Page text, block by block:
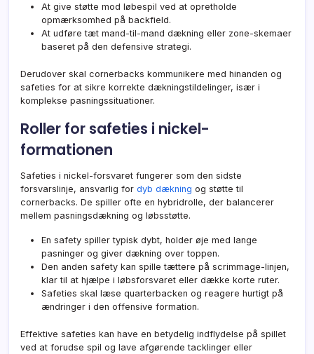
At give støtte mod løbespil ved at opretholde
opmærksomhed på backfield.
At udføre tæt mand-til-mand dækning eller zone-skemaer
baseret på den defensive strategi.
Derudover skal cornerbacks kommunikere med hinanden og
safeties for at sikre korrekte dækningstildelinger, især i
komplekse pasningssituationer.
Roller for safeties i nickel-
formationen
Safeties i nickel-forsvaret fungerer som den sidste
forsvarslinje, ansvarlig for dyb dækning og støtte til
cornerbacks. De spiller ofte en hybridrolle, der balancerer
mellem pasningsdækning og løbsstøtte.
En safety spiller typisk dybt, holder øje med lange
pasninger og giver dækning over toppen.
Den anden safety kan spille tættere på scrimmage-linjen,
klar til at hjælpe i løbsforsvaret eller dække korte ruter.
Safeties skal læse quarterbacken og reagere hurtigt på
ændringer i den offensive formation.
Effektive safeties kan have en betydelig indflydelse på spillet
ved at forudse spil og lave afgørende tacklinger eller